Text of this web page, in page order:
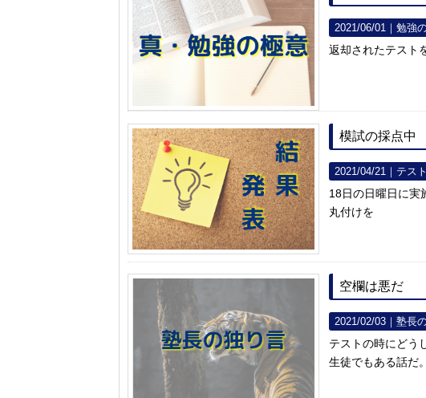
2021/06/01｜勉強
返却されたテス
模試の採点中
2021/04/21｜ テス
18日の日曜日に
丸付けを
空欄は悪だ
2021/02/03｜塾長
テストの時にどう
生徒でもある話だ